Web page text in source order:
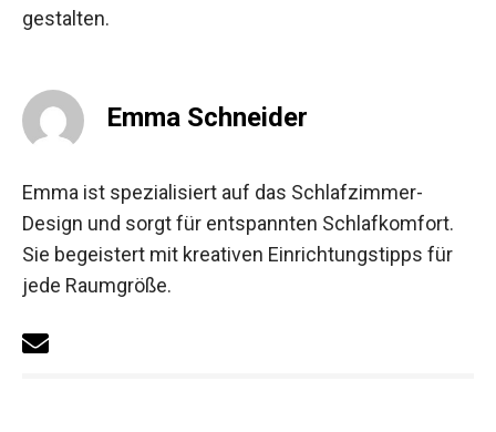
gestalten.
Emma Schneider
Emma ist spezialisiert auf das Schlafzimmer-
Design und sorgt für entspannten Schlafkomfort.
Sie begeistert mit kreativen Einrichtungstipps für
jede Raumgröße.